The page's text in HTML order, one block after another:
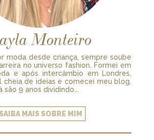
Monteiro
moda desde criança, sempre soube
no universo fashion. Formei em
e após intercâmbio em Londres,
cheia de ideias e comecei meu blog.
são 9 anos dividindo...
SAIBA MAIS SOBRE MIM